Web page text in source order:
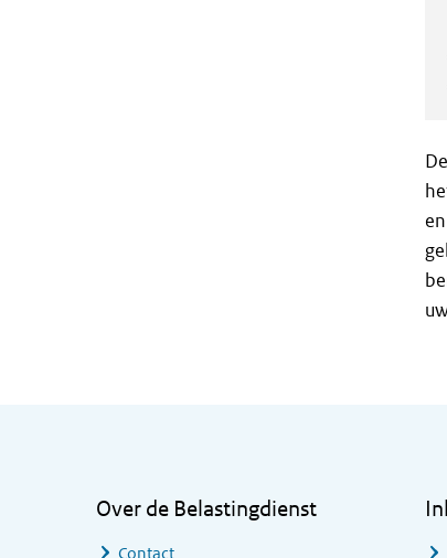
Over de Belastingdienst
Contact